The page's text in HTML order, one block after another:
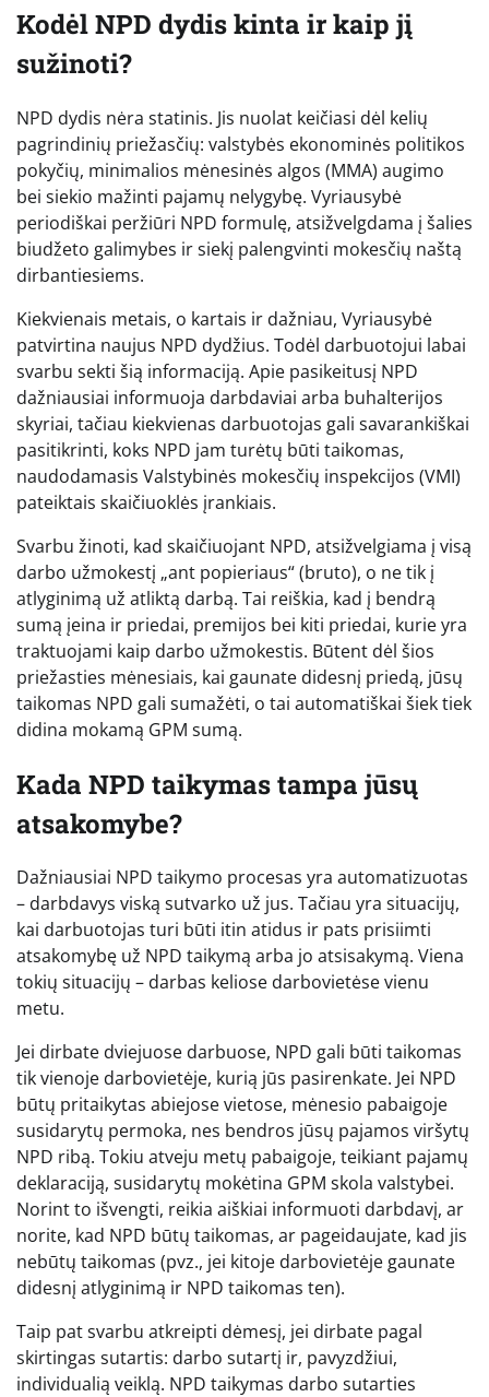
Kodėl NPD dydis kinta ir kaip jį
sužinoti?
NPD dydis nėra statinis. Jis nuolat keičiasi dėl kelių
pagrindinių priežasčių: valstybės ekonominės politikos
pokyčių, minimalios mėnesinės algos (MMA) augimo
bei siekio mažinti pajamų nelygybę. Vyriausybė
periodiškai peržiūri NPD formulę, atsižvelgdama į šalies
biudžeto galimybes ir siekį palengvinti mokesčių naštą
dirbantiesiems.
Kiekvienais metais, o kartais ir dažniau, Vyriausybė
patvirtina naujus NPD dydžius. Todėl darbuotojui labai
svarbu sekti šią informaciją. Apie pasikeitusį NPD
dažniausiai informuoja darbdaviai arba buhalterijos
skyriai, tačiau kiekvienas darbuotojas gali savarankiškai
pasitikrinti, koks NPD jam turėtų būti taikomas,
naudodamasis Valstybinės mokesčių inspekcijos (VMI)
pateiktais skaičiuoklės įrankiais.
Svarbu žinoti, kad skaičiuojant NPD, atsižvelgiama į visą
darbo užmokestį „ant popieriaus“ (bruto), o ne tik į
atlyginimą už atliktą darbą. Tai reiškia, kad į bendrą
sumą įeina ir priedai, premijos bei kiti priedai, kurie yra
traktuojami kaip darbo užmokestis. Būtent dėl šios
priežasties mėnesiais, kai gaunate didesnį priedą, jūsų
taikomas NPD gali sumažėti, o tai automatiškai šiek tiek
didina mokamą GPM sumą.
Kada NPD taikymas tampa jūsų
atsakomybe?
Dažniausiai NPD taikymo procesas yra automatizuotas
– darbdavys viską sutvarko už jus. Tačiau yra situacijų,
kai darbuotojas turi būti itin atidus ir pats prisiimti
atsakomybę už NPD taikymą arba jo atsisakymą. Viena
tokių situacijų – darbas keliose darbovietėse vienu
metu.
Jei dirbate dviejuose darbuose, NPD gali būti taikomas
tik vienoje darbovietėje, kurią jūs pasirenkate. Jei NPD
būtų pritaikytas abiejose vietose, mėnesio pabaigoje
susidarytų permoka, nes bendros jūsų pajamos viršytų
NPD ribą. Tokiu atveju metų pabaigoje, teikiant pajamų
deklaraciją, susidarytų mokėtina GPM skola valstybei.
Norint to išvengti, reikia aiškiai informuoti darbdavį, ar
norite, kad NPD būtų taikomas, ar pageidaujate, kad jis
nebūtų taikomas (pvz., jei kitoje darbovietėje gaunate
didesnį atlyginimą ir NPD taikomas ten).
Taip pat svarbu atkreipti dėmesį, jei dirbate pagal
skirtingas sutartis: darbo sutartį ir, pavyzdžiui,
individualią veiklą. NPD taikymas darbo sutarties